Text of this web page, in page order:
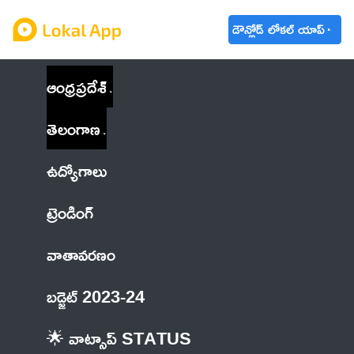
డౌన్లోడ్ లోకల్ యాప్
ఆంధ్రప్రదేశ్
తెలంగాణ
ఉద్యోగాలు
ట్రెండింగ్
వాతావరణం
బడ్జెట్ 2023-24
🌟 వాట్సాప్ STATUS